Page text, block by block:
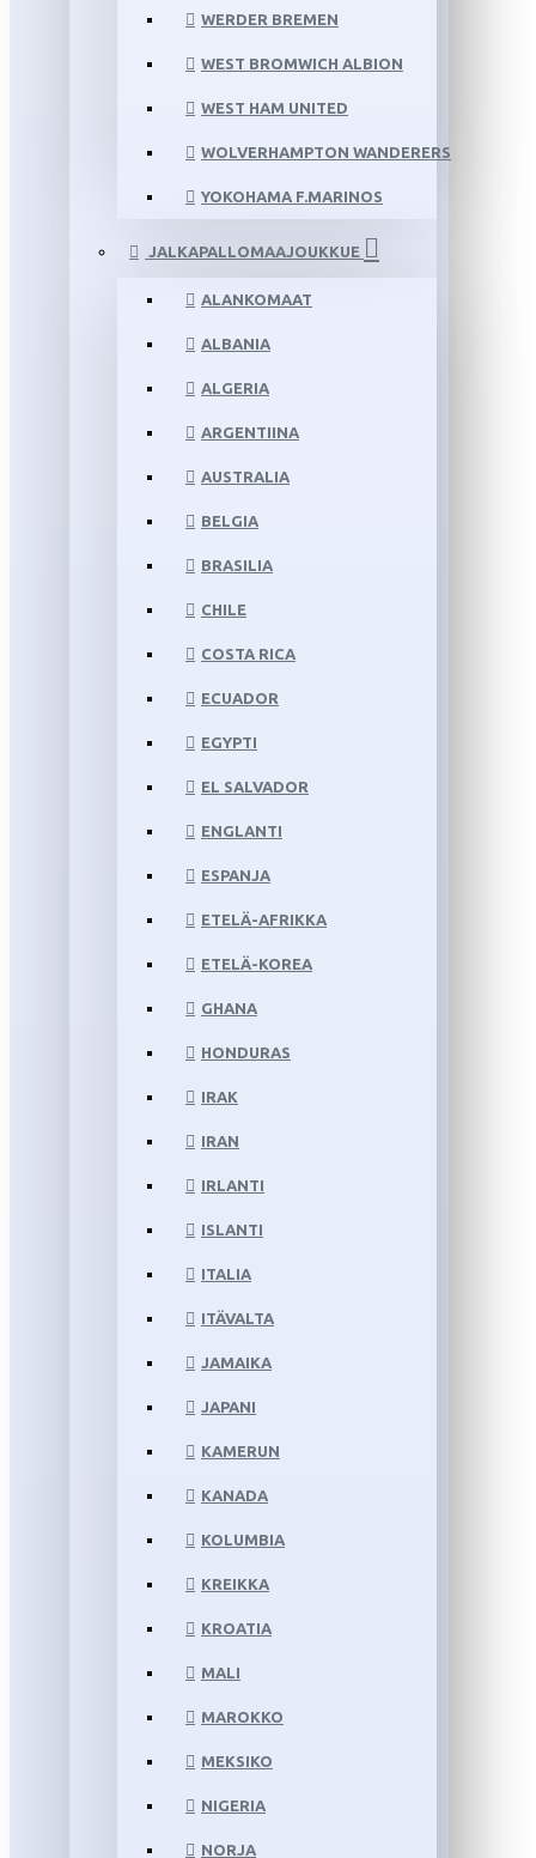
WERDER BREMEN
WEST BROMWICH ALBION
WEST HAM UNITED
WOLVERHAMPTON WANDERERS
YOKOHAMA F.MARINOS
JALKAPALLOMAAJOUKKUE
ALANKOMAAT
ALBANIA
ALGERIA
ARGENTIINA
AUSTRALIA
BELGIA
BRASILIA
CHILE
COSTA RICA
ECUADOR
EGYPTI
EL SALVADOR
ENGLANTI
ESPANJA
ETELÄ-AFRIKKA
ETELÄ-KOREA
GHANA
HONDURAS
IRAK
IRAN
IRLANTI
ISLANTI
ITALIA
ITÄVALTA
JAMAIKA
JAPANI
KAMERUN
KANADA
KOLUMBIA
KREIKKA
KROATIA
MALI
MAROKKO
MEKSIKO
NIGERIA
NORJA